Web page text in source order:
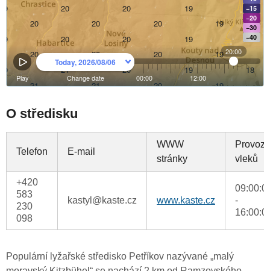
O středisku
Telefon E-mail
WWW
stránky
Provoz
vleků
+420
583
230
098
kastyl@kaste.cz www.kaste.cz
-
Populární lyžařské středisko Petříkov nazývané „malý